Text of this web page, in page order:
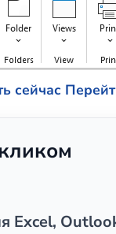
сейчас
Excel,